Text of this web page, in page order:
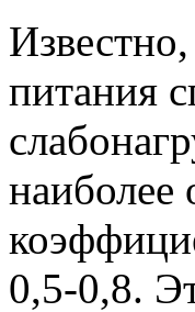
питания
наиболее
0,5-0,8.